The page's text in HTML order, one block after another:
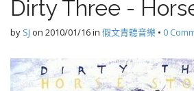
Dirty Three -
by SJ on 2010/01/16in 假文青聽音樂 • 0